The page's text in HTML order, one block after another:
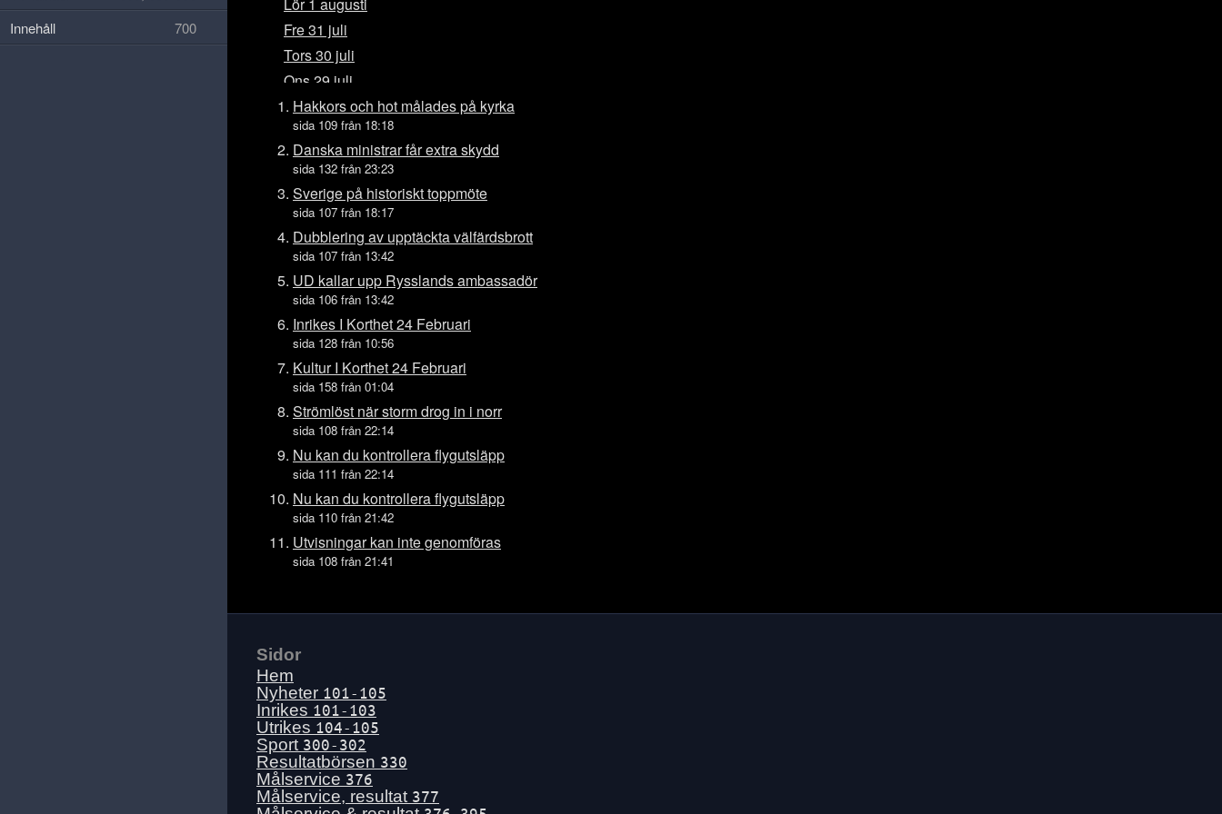
Lör 1 augusti
Fre 31 juli
Tors 30 juli
Ons 29 juli
Tis 28 juli
Mån 27 juli
Sön 26 juli
Fre 24 juli
Tors 23 juli
Ons 22 juli
Tis 21 juli
Mån 20 juli
Sön 19 juli
Lör 18 juli
Fre 17 juli
Tors 16 juli
Ons 15 juli
Tis 14 juli
Sön 12 juli
Lör 11 juli
Fre 10 juli
Ons 8 juli
Mån 6 juli
Sön 5 juli
Lör 4 juli
Fre 3 juli
Tors 2 juli
Ons 1 juli
Hakkors och hot målades på kyrka
sida 109 från 18:18
Danska ministrar får extra skydd
sida 132 från 23:23
Sverige på historiskt toppmöte
sida 107 från 18:17
Dubblering av upptäckta välfärdsbrott
sida 107 från 13:42
UD kallar upp Rysslands ambassadör
sida 106 från 13:42
Inrikes I Korthet 24 Februari
sida 128 från 10:56
Kultur I Korthet 24 Februari
sida 158 från 01:04
Strömlöst när storm drog in i norr
sida 108 från 22:14
Nu kan du kontrollera flygutsläpp
sida 111 från 22:14
Nu kan du kontrollera flygutsläpp
sida 110 från 21:42
Utvisningar kan inte genomföras
sida 108 från 21:41
Sidor
Hem
Nyheter 101-105
Inrikes 101-103
Utrikes 104-105
Sport 300-302
Resultatbörsen 330
Målservice 376
Målservice, resultat 377
Innehåll
700